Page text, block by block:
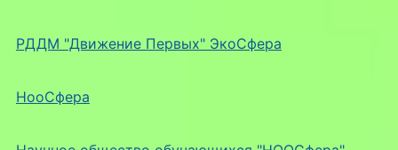
РДДМ "Движение Первых" ЭкоСфера
НооСфера